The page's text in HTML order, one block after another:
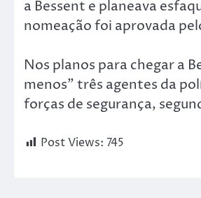
a Bessent e planeava
nomeação foi aprovada
Nos planos para chegar a
menos” três agentes da
forças de segurança,
Post Views: 745